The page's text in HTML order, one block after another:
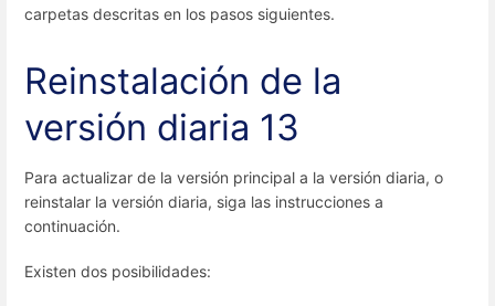
carpetas descritas en los pasos siguientes.
Reinstalación de la
versión diaria 13
Para actualizar de la versión principal a la versión diaria, o
reinstalar la versión diaria, siga las instrucciones a
continuación.
Existen dos posibilidades: